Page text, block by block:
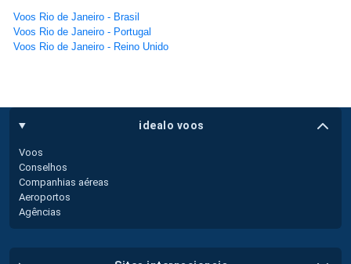
Voos Rio de Janeiro - Brasil
Voos Rio de Janeiro - Portugal
Voos Rio de Janeiro - Reino Unido
idealo voos
Voos
Conselhos
Companhias aéreas
Aeroportos
Agências